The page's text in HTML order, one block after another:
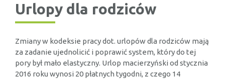
Urlopy dla rodziców
Zmiany w kodeksie pracy dot. urlopów dla rodziców mają
za zadanie ujednolicić i poprawić system, który do tej
pory był mało elastyczny. Urlop macierzyński od stycznia
2016 roku wynosi 20 płatnych tygodni, z czego 14